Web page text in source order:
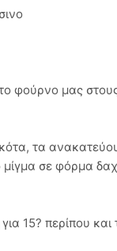
φούρνο μας
τα
σε φόρμα
15? περίπου